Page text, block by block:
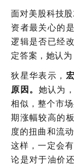
面对美股科技
资者最关心的
逻辑是否已经
定答案，她认
狄星华表示，
原因。 她认为
相似，整个市
期涨幅较高的
度的扭曲和流
这样，一定会
论是对于油价